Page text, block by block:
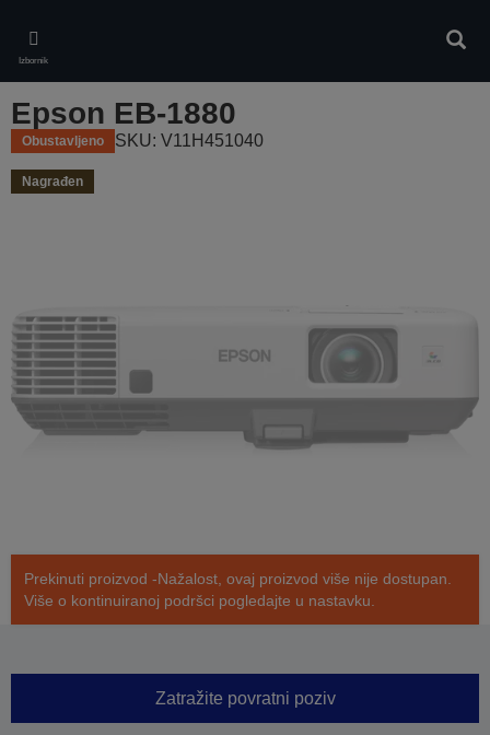
main
content
Izbornik
Epson EB-1880
Obustavljeno SKU: V11H451040
Nagrađen
Prekinuti proizvod -Nažalost, ovaj proizvod više nije dostupan.
Više o kontinuiranoj podršci pogledajte u nastavku.
Zatražite povratni poziv